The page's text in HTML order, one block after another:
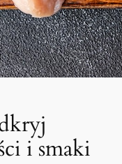
i smaki